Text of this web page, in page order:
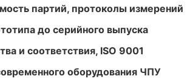
партий, протоколы измерений
до серийного выпуска
и соответствия, ISO 9001
оборудования ЧПУ